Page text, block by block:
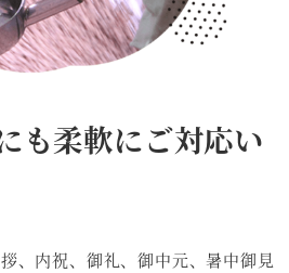
も柔軟にご対応い
、内祝、御礼、御中元、暑中御見